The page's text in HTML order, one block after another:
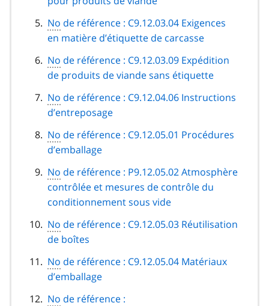
No de référence : C9.12.03.04 Exigences
en matière d’étiquette de carcasse
No de référence : C9.12.03.09 Expédition
de produits de viande sans étiquette
No de référence : C9.12.04.06 Instructions
d’entreposage
No de référence : C9.12.05.01 Procédures
d’emballage
No de référence : P9.12.05.02 Atmosphère
contrôlée et mesures de contrôle du
conditionnement sous vide
No de référence : C9.12.05.03 Réutilisation
de boîtes
No de référence : C9.12.05.04 Matériaux
d’emballage
No de référence :